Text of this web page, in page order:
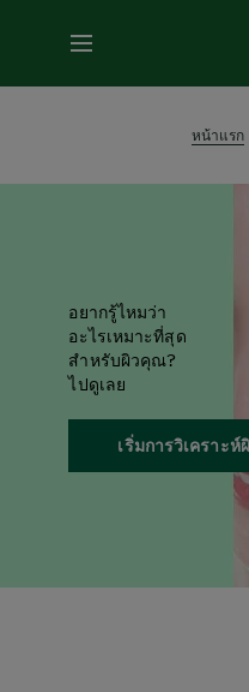
หน้าแรก
อยากรู้ไหมว่า
อะไรเหมาะที่สุด
สำหรับผิวคุณ?
ไปดูเลย
เริ่มการวิเคราะ